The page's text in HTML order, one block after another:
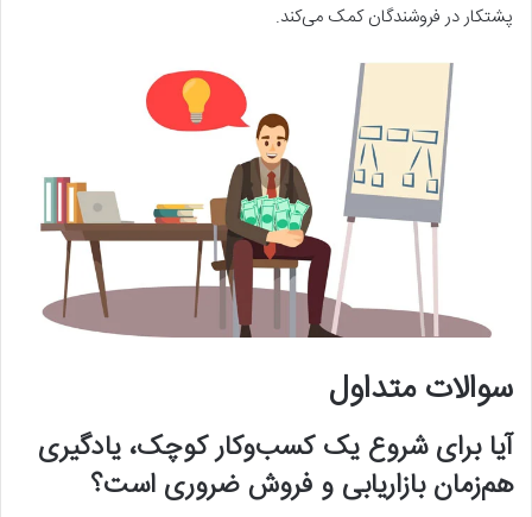
پشتکار در فروشندگان کمک می‌کند.
سوالات متداول
آیا برای شروع یک کسب‌وکار کوچک، یادگیری
هم‌زمان بازاریابی و فروش ضروری است؟